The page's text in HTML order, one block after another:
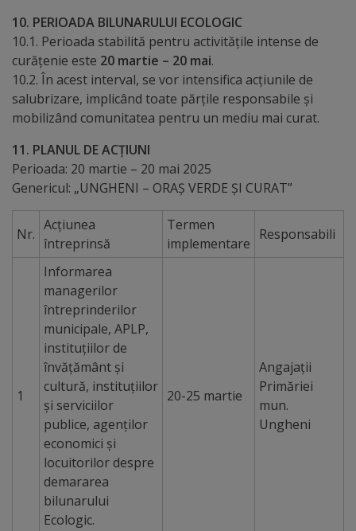
calitate
Consiliul
Municipal
Secretar
Consilieri
Comisii
de
specialitate
Regulamentul
Consiliului
Calitate
integritate
Servicii
Plăți
10. PERIOADA BILUNARULUI ECOLOGIC
10.1. Perioada stabilită pentru activitățile intense de
curățenie este 20 martie – 20 mai.
10.2. În acest interval, se vor intensifica acțiunile de
salubrizare, implicând toate părțile responsabile și
mobilizând comunitatea pentru un mediu mai curat.
11. PLANUL DE ACȚIUNI
Perioada: 20 martie – 20 mai 2025
Genericul: „UNGHENI – ORAȘ VERDE ȘI CURAT”
Nr.
Acțiunea
întreprinsă
Termen
implementare
Responsabili
1
Informarea
managerilor
întreprinderilor
municipale, APLP,
instituțiilor de
învățământ și
cultură, instituțiilor
și serviciilor
publice, agenților
economici și
locuitorilor despre
demararea
bilunarului
Ecologic.
20-25 martie
Angajații
Primăriei
mun.
Ungheni